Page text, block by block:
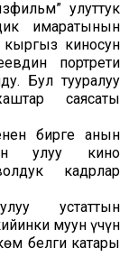
улуттук
имаратынын
кыргыз киносун
портрети
Бул тууралуу
саясаты
бирге анын
улуу кино
кадрлар
устаттын
муун үчүн
белги катары